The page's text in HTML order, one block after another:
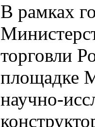
В рамках
торговли
площадке
научно-